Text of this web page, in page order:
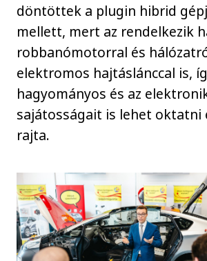
döntöttek a plugin hibrid
mellett, mert az rendelkezik
robbanómotorral és
elektromos hajtáslánccal is,
hagyományos és az
sajátosságait is lehet oktatni
rajta.